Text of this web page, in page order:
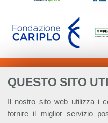
QUESTO SITO
Il nostro sito web utilizza i
fornire il miglior servizio